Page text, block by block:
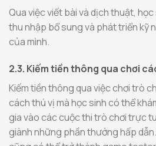
Qua việc viết bài và dịch thuật,
thu nhập bổ sung và phát triển kỹ
của mình.
2.3. Kiếm tiền thông qua chơi
Kiếm tiền thông qua việc chơi trò
cách thú vị mà học sinh có thể
gia vào các cuộc thi trò chơi trực
giành những phần thưởng hấp